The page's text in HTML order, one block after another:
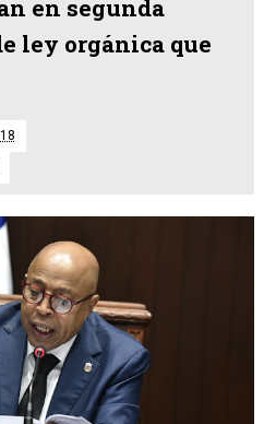
en segunda
ley orgánica que